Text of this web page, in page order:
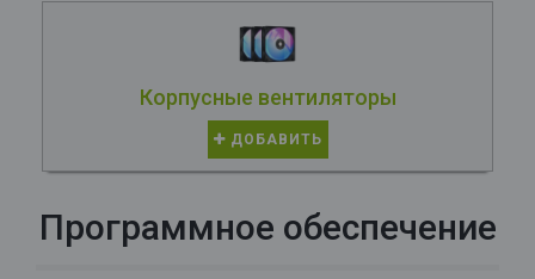
Корпусные вентиляторы
ДОБАВИТЬ
Программное обеспечение